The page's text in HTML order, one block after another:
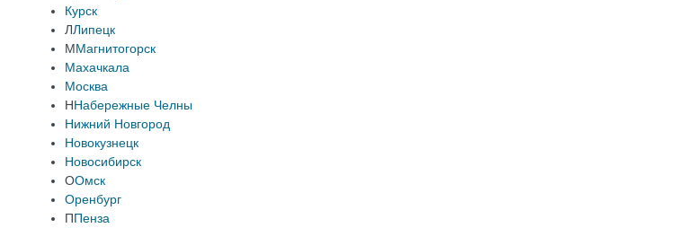
Курск
ЛЛипецк
ММагнитогорск
Махачкала
Москва
ННабережные Челны
Нижний Новгород
Новокузнецк
Новосибирск
ООмск
Оренбург
ППенза